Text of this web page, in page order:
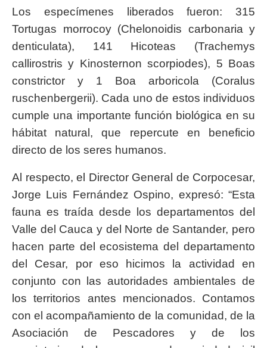
Los especímenes liberados fueron: 315
Tortugas morrocoy (Chelonoidis carbonaria y
denticulata), 141 Hicoteas (Trachemys
callirostris y Kinosternon scorpiodes), 5 Boas
constrictor y 1 Boa arboricola (Coralus
ruschenbergerii). Cada uno de estos individuos
cumple una importante función biológica en su
hábitat natural, que repercute en beneficio
directo de los seres humanos.
Al respecto, el Director General de Corpocesar,
Jorge Luis Fernández Ospino, expresó: “Esta
fauna es traída desde los departamentos del
Valle del Cauca y del Norte de Santander, pero
hacen parte del ecosistema del departamento
del Cesar, por eso hicimos la actividad en
conjunto con las autoridades ambientales de
los territorios antes mencionados. Contamos
con el acompañamiento de la comunidad, de la
Asociación de Pescadores y de los